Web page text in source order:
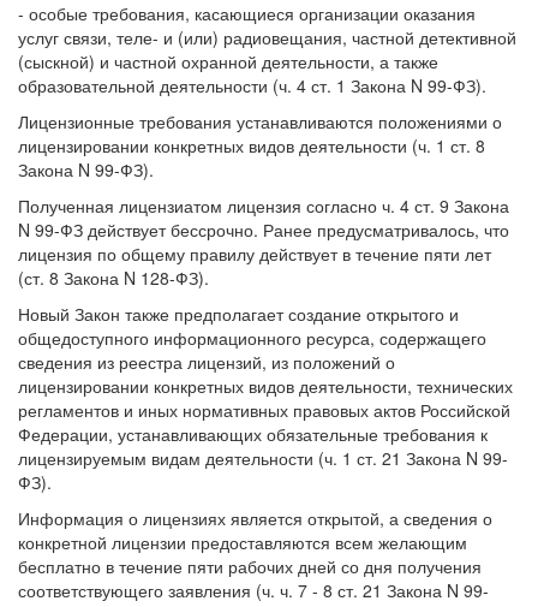
- особые требования, касающиеся организации оказания
услуг связи, теле- и (или) радиовещания, частной детективной
(сыскной) и частной охранной деятельности, а также
образовательной деятельности (ч. 4 ст. 1 Закона N 99-ФЗ).
Лицензионные требования устанавливаются положениями о
лицензировании конкретных видов деятельности (ч. 1 ст. 8
Закона N 99-ФЗ).
Полученная лицензиатом лицензия согласно ч. 4 ст. 9 Закона
N 99-ФЗ действует бессрочно. Ранее предусматривалось, что
лицензия по общему правилу действует в течение пяти лет
(ст. 8 Закона N 128-ФЗ).
Новый Закон также предполагает создание открытого и
общедоступного информационного ресурса, содержащего
сведения из реестра лицензий, из положений о
лицензировании конкретных видов деятельности, технических
регламентов и иных нормативных правовых актов Российской
Федерации, устанавливающих обязательные требования к
лицензируемым видам деятельности (ч. 1 ст. 21 Закона N 99-
ФЗ).
Информация о лицензиях является открытой, а сведения о
конкретной лицензии предоставляются всем желающим
бесплатно в течение пяти рабочих дней со дня получения
соответствующего заявления (ч. ч. 7 - 8 ст. 21 Закона N 99-